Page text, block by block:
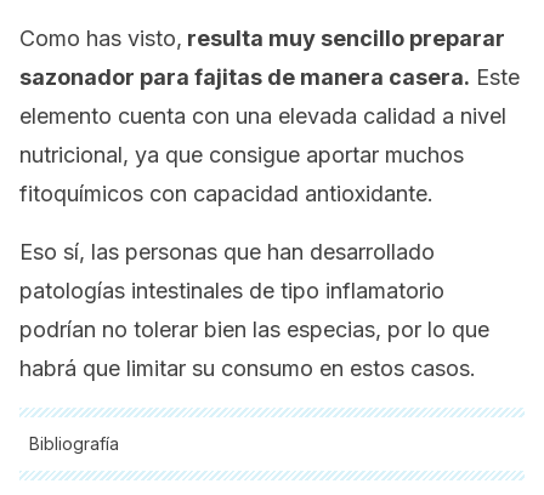
Como has visto, resulta muy sencillo preparar
sazonador para fajitas de manera casera. Este
elemento cuenta con una elevada calidad a nivel
nutricional, ya que consigue aportar muchos
fitoquímicos con capacidad antioxidante.
Eso sí, las personas que han desarrollado
patologías intestinales de tipo inflamatorio
podrían no tolerar bien las especias, por lo que
habrá que limitar su consumo en estos casos.
Bibliografía
Todas las fuentes citadas fueron revisadas a profundidad por